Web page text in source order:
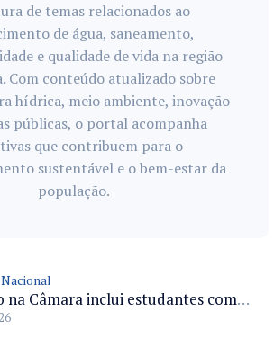
de temas relacionados ao
de água, saneamento,
e qualidade de vida na região
Com conteúdo atualizado sobre
hídrica, meio ambiente, inovação
públicas, o portal acompanha
que contribuem para o
sustentável e o bem-estar da
população.
Projeto na Câmara inclui estudantes com deficiência no regime escolar especial da LDB e estabelece critérios para frequência